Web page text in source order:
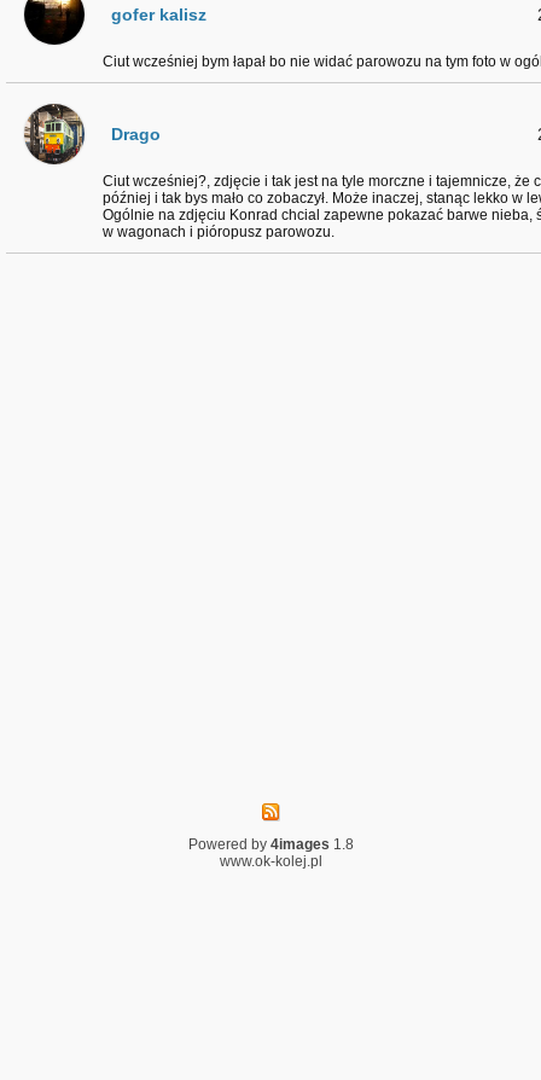
gofer kalisz
Ciut wcześniej bym łapał bo nie widać parowozu na tym foto w
Drago
Ciut wcześniej?, zdjęcie i tak jest na tyle morczne i tajemnicze, że
później i tak bys mało co zobaczył. Może inaczej, stanąc lekko w
Ogólnie na zdjęciu Konrad chcial zapewne pokazać barwe nieba,
w wagonach i pióropusz parowozu.
Powered by 4images 1.8
www.ok-kolej.pl